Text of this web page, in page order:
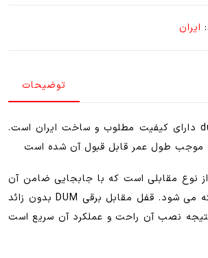
ایران
توضیحات
قفل مقابل برقی dum دارای کیفیت مطلوب و ساخت ایران است.
موجب طول عمر قابل قبول آن شده است
قفل برقی دام dum از نوع مقابلی است که با جابجایی ضامن آن
جلوی زبانه باز و بسته می شود. قفل مقابل برقی DUM بدون زائد
نصب آن راحت و عملکرد آن سریع است